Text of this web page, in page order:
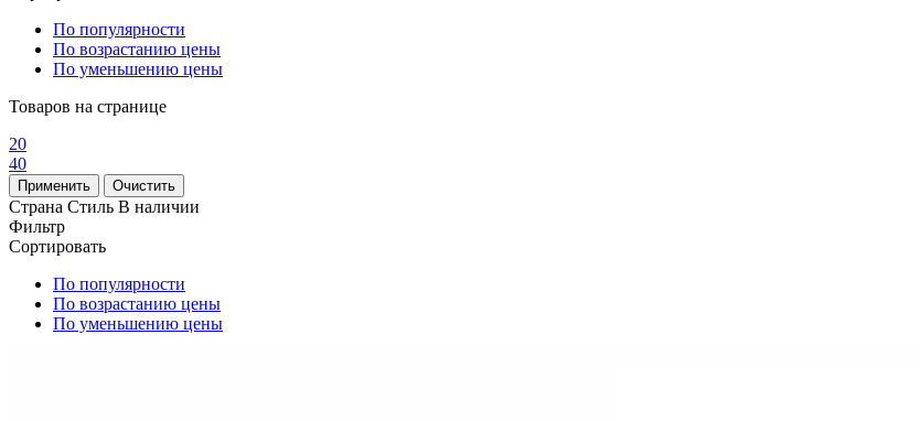
По популярности
По возрастанию цены
По уменьшению цены
Товаров на странице
20
40
Страна Стиль В наличии
Фильтр
Сортировать
По популярности
По возрастанию цены
По уменьшению цены